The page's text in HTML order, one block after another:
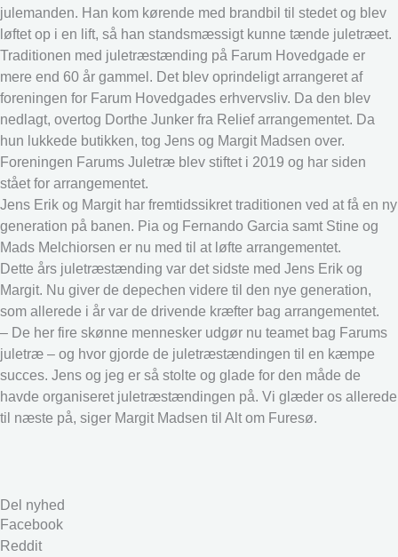
julemanden. Han kom kørende med brandbil til stedet og blev
løftet op i en lift, så han standsmæssigt kunne tænde juletræet.
Traditionen med juletræstænding på Farum Hovedgade er
mere end 60 år gammel. Det blev oprindeligt arrangeret af
foreningen for Farum Hovedgades erhvervsliv. Da den blev
nedlagt, overtog Dorthe Junker fra Relief arrangementet. Da
hun lukkede butikken, tog Jens og Margit Madsen over.
Foreningen Farums Juletræ blev stiftet i 2019 og har siden
stået for arrangementet.
Jens Erik og Margit har fremtidssikret traditionen ved at få en ny
generation på banen. Pia og Fernando Garcia samt Stine og
Mads Melchiorsen er nu med til at løfte arrangementet.
Dette års juletræstænding var det sidste med Jens Erik og
Margit. Nu giver de depechen videre til den nye generation,
som allerede i år var de drivende kræfter bag arrangementet.
– De her fire skønne mennesker udgør nu teamet bag Farums
juletræ – og hvor gjorde de juletræstændingen til en kæmpe
succes. Jens og jeg er så stolte og glade for den måde de
havde organiseret juletræstændingen på. Vi glæder os allerede
til næste på, siger Margit Madsen til Alt om Furesø.
Del nyhed
Facebook
Reddit